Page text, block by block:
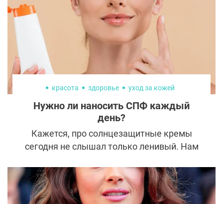
красота здоровье уход за кожей
Нужно ли наносить СПФ каждый
день?
Кажется, про солнцезащитные кремы
сегодня не слышал только ленивый. Нам
если за окном облака!» Но так ли это
необходимо? Давайте разберёмся, где
заканчивается забота о коже и начинается